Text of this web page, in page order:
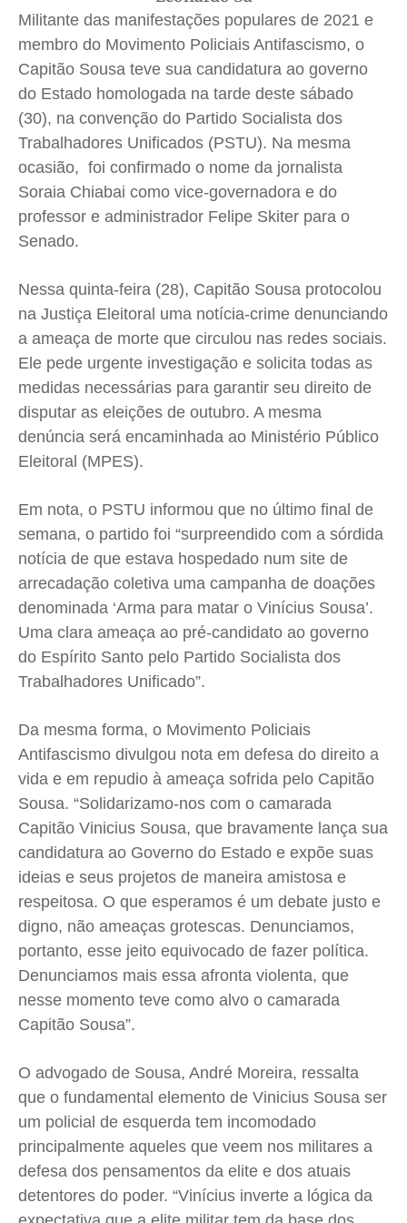
Quem Somos
Expediente
Contato
Anuncie
Privacidade
Quem Somos
Expediente
Contato
Anuncie
Privacidade
Quem Somos
Expediente
Contato
Anuncie
Privacidade
Quem Somos
Expediente
Contato
Anuncie
Privacidade
Militante das manifestações populares de 2021 e
membro do Movimento Policiais Antifascismo, o
Capitão Sousa teve sua candidatura ao governo
do Estado homologada na tarde deste sábado
(30), na convenção do Partido Socialista dos
Trabalhadores Unificados (PSTU). Na mesma
ocasião, foi confirmado o nome da jornalista
Soraia Chiabai como vice-governadora e do
professor e administrador Felipe Skiter para o
Senado.
Nessa quinta-feira (28), Capitão Sousa protocolou
na Justiça Eleitoral uma notícia-crime denunciando
a ameaça de morte que circulou nas redes sociais.
Ele pede urgente investigação e solicita todas as
medidas necessárias para garantir seu direito de
disputar as eleições de outubro. A mesma
denúncia será encaminhada ao Ministério Público
Eleitoral (MPES).
Em nota, o PSTU informou que no último final de
semana, o partido foi “surpreendido com a sórdida
notícia de que estava hospedado num site de
arrecadação coletiva uma campanha de doações
denominada ‘Arma para matar o Vinícius Sousa’.
Uma clara ameaça ao pré-candidato ao governo
do Espírito Santo pelo Partido Socialista dos
Trabalhadores Unificado”.
Da mesma forma, o Movimento Policiais
Antifascismo divulgou nota em defesa do direito a
vida e em repudio à ameaça sofrida pelo Capitão
Sousa. “Solidarizamo-nos com o camarada
Capitão Vinicius Sousa, que bravamente lança sua
candidatura ao Governo do Estado e expõe suas
ideias e seus projetos de maneira amistosa e
respeitosa. O que esperamos é um debate justo e
digno, não ameaças grotescas. Denunciamos,
portanto, esse jeito equivocado de fazer política.
Denunciamos mais essa afronta violenta, que
nesse momento teve como alvo o camarada
Capitão Sousa”.
O advogado de Sousa, André Moreira, ressalta
que o fundamental elemento de Vinicius Sousa ser
um policial de esquerda tem incomodado
principalmente aqueles que veem nos militares a
defesa dos pensamentos da elite e dos atuais
detentores do poder. “Vinícius inverte a lógica da